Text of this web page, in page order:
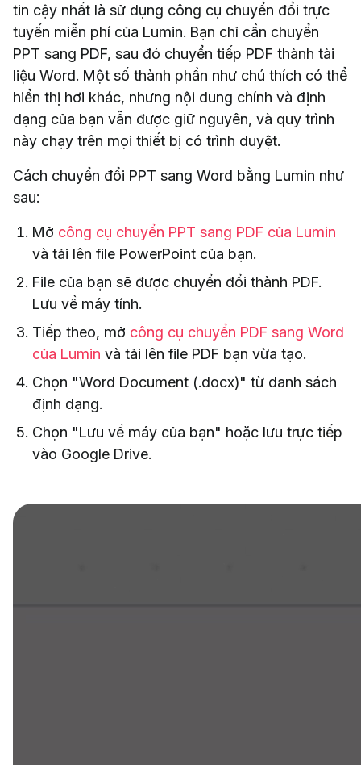
tin cậy nhất là sử dụng công cụ chuyển đổi trực
tuyến miễn phí của Lumin. Bạn chỉ cần chuyển
PPT sang PDF, sau đó chuyển tiếp PDF thành tài
liệu Word. Một số thành phần như chú thích có thể
hiển thị hơi khác, nhưng nội dung chính và định
dạng của bạn vẫn được giữ nguyên, và quy trình
này chạy trên mọi thiết bị có trình duyệt.
Cách chuyển đổi PPT sang Word bằng Lumin như
sau:
Mở công cụ chuyển PPT sang PDF của Lumin
và tải lên file PowerPoint của bạn.
File của bạn sẽ được chuyển đổi thành PDF.
Lưu về máy tính.
Tiếp theo, mở công cụ chuyển PDF sang Word
của Lumin và tải lên file PDF bạn vừa tạo.
Chọn "Word Document (.docx)" từ danh sách
định dạng.
Chọn "Lưu về máy của bạn" hoặc lưu trực tiếp
vào Google Drive.